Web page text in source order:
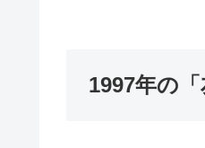
1997年の